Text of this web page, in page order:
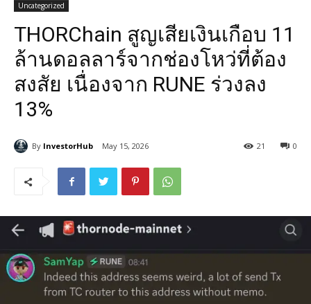
Uncategorized
THORChain สูญเสียเงินเกือบ 11
ล้านดอลลาร์จากช่องโหว่ที่ต้อง
สงสัย เนื่องจาก RUNE ร่วงลง
13%
By InvestorHub May 15, 2026 0
21